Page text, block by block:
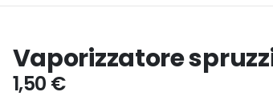
Vaporizzatore
1,50 €